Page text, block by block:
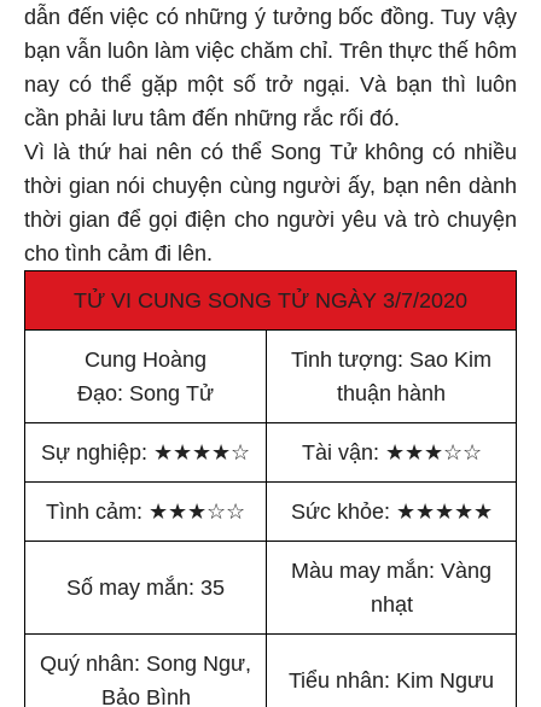
dẫn đến việc có những ý tưởng bốc đồng. Tuy vậy
bạn vẫn luôn làm việc chăm chỉ. Trên thực thế hôm
nay có thể gặp một số trở ngại. Và bạn thì luôn
cần phải lưu tâm đến những rắc rối đó.
Vì là thứ hai nên có thể Song Tử không có nhiều
thời gian nói chuyện cùng người ấy, bạn nên dành
thời gian để gọi điện cho người yêu và trò chuyện
cho tình cảm đi lên.
TỬ VI CUNG SONG TỬ NGÀY 3/7/2020
Cung Hoàng
Đạo: Song Tử
Tinh tượng: Sao Kim
thuận hành
Sự nghiệp: ★★★★☆ Tài vận: ★★★☆☆
Tình cảm: ★★★☆☆ Sức khỏe: ★★★★★
Số may mắn: 35
Màu may mắn: Vàng
nhạt
Quý nhân: Song Ngư,
Bảo Bình
Tiểu nhân: Kim Ngưu